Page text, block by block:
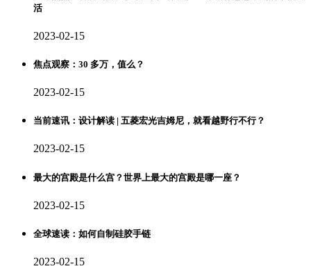
活
2023-02-15
焦点观察：30 多万，值么？
2023-02-15
当前速讯：设计解读 | 五菱宏光吉姆尼，就看越野行不行？
2023-02-15
最大的宫殿是什么宫？世界上最大的宫殿是哪一座？
2023-02-15
全球速读：如何自制硅胶手链
2023-02-15